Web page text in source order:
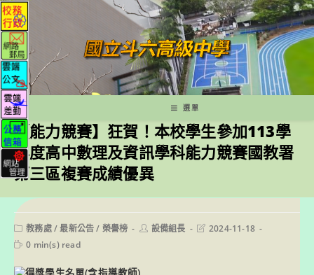
跳
轉
至
主
要
內
容
選單
【能力競賽】狂賀！本校學生參加113學
年度高中數理及資訊學科能力競賽國教署
第三區複賽成績優異
Post
category:
教務處/ 最新公告 / 榮譽榜
Post設備組長
Post2024-11-18
Reading
0 min(s) read